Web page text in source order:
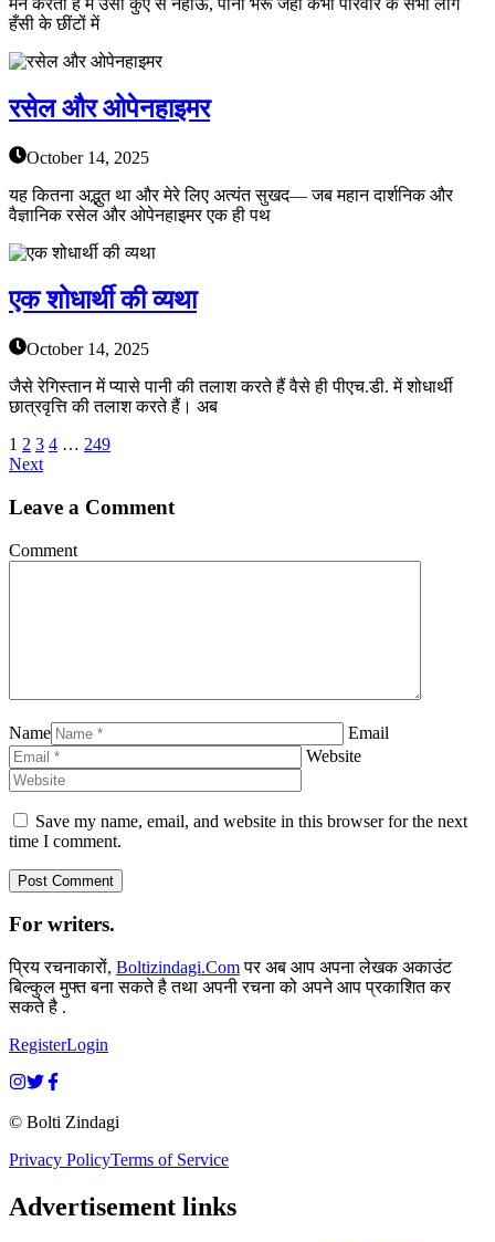
मन करता है मैं उसी कुएँ से नहाऊँ, पानी भरूँ जहाँ कभी परिवार के सभी लोग
हँसी के छींटों में
रसेल और ओपेनहाइमर
October 14, 2025
यह कितना अद्भुत था और मेरे लिए अत्यंत सुखद— जब महान दार्शनिक और
वैज्ञानिक रसेल और ओपेनहाइमर एक ही पथ
एक शोधार्थी की व्यथा
October 14, 2025
जैसे रेगिस्तान में प्यासे पानी की तलाश करते हैं वैसे ही पीएच.डी. में शोधार्थी
छात्रवृत्ति की तलाश करते हैं। अब
1 2 3 4 … 249
Next
Leave a Comment
Comment
Name
Email
Website
Save my name, email, and website in this browser for the next
time I comment.
For writers.
प्रिय रचनाकारों, Boltizindagi.Comपर अब आप अपना लेखक अकाउंट
बिल्कुल मुफ्त बना सकते है तथा अपनी रचना को अपने आप प्रकाशित कर
सकते है .
RegisterLogin
© Bolti Zindagi
Privacy PolicyTerms of Service
Advertisement links